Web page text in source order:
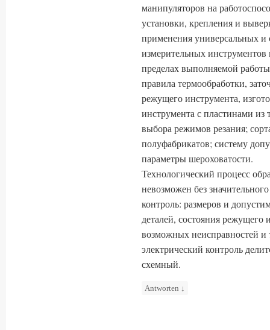
манипуляторов на
установки, крепления и
применения универсальных
измерительных
пределах выполняемой
правила термообработки,
режущего инструмента,
инструмента с пластинами
выбора режимов резания;
полуфабрикатов; систему
параметры шероховатости.
Технологический процесс
невозможен без
контроль: размеров и
деталей, состояния
возможных неисправностей
электрический контроль
схемный.
Antworten ↓